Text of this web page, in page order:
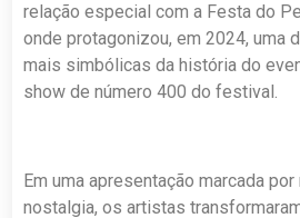
relação especial com a Festa do
onde protagonizou, em 2024, uma
mais simbólicas da história do
show de número 400 do festival.
Em uma apresentação marcada
nostalgia, os artistas